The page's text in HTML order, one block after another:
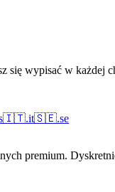
się wypisać w każdej
🇮🇹.it🇸🇪.se
premium.